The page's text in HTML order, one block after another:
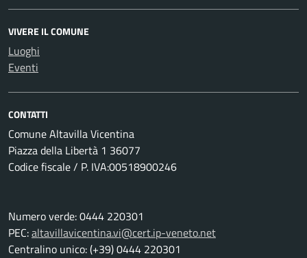
VIVERE IL COMUNE
Luoghi
Eventi
CONTATTI
Comune Altavilla Vicentina
Piazza della Libertà 1 36077
Codice fiscale / P. IVA:00518900246
Numero verde: 0444 220301
PEC:altavillavicentina.vi@cert.ip-veneto.net
Centralino unico: (+39) 0444 220301